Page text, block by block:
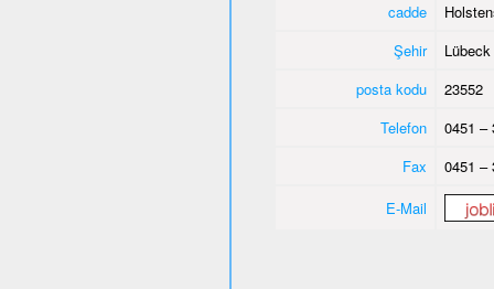
cadde
Şehir
Lübeck
posta kodu
23552
Telefon
0451 –
Fax
0451 –
E-Mail